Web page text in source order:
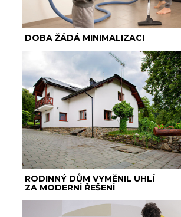
DOBA ŽÁDÁ MINIMALIZACI
RODINNÝ DŮM VYMĚNIL UHLÍ
ZA MODERNÍ ŘEŠENÍ